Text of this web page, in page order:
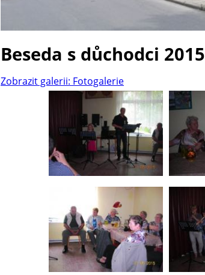
Beseda s důchodci 2015
Zobrazit galerii: Fotogalerie